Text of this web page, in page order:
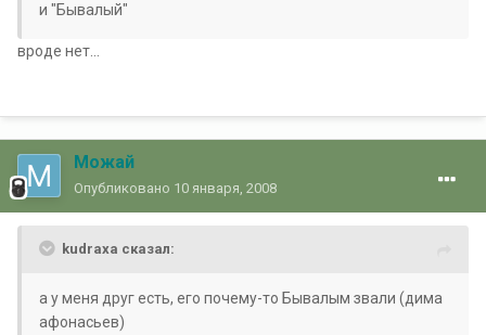
и "Бывалый"
вроде нет...
Можай
Опубликовано 10 января, 2008
kudraxa сказал:
а у меня друг есть, его почему-то Бывалым звали (дима
афонасьев)